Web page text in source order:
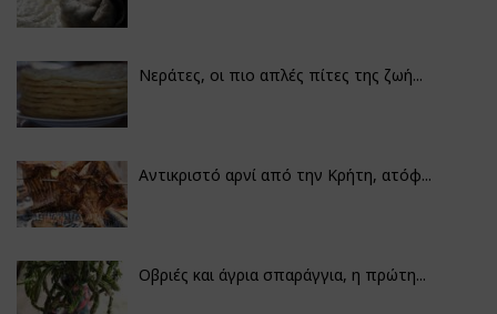
Νεράτες, οι πιο απλές πίτες της ζωή...
Αντικριστό αρνί από την Κρήτη, ατόφ...
Οβριές και άγρια σπαράγγια, η πρώτη...